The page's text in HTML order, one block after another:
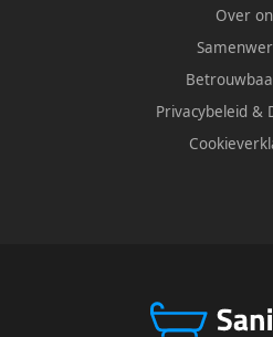
Over
Privacybeleid &